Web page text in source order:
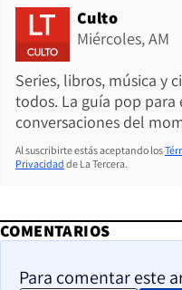
Culto
Miércoles, AM
Series, libros, música y
todos. La guía pop
conversaciones del
Al suscribirte estás aceptando los
Privacidad de La Tercera.
COMENTARIOS
Para comentar este